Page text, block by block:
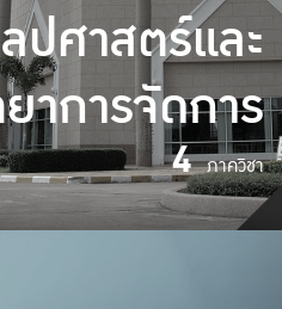
ศาสตร์และ
าการจัดการ
4 ภาควิชา